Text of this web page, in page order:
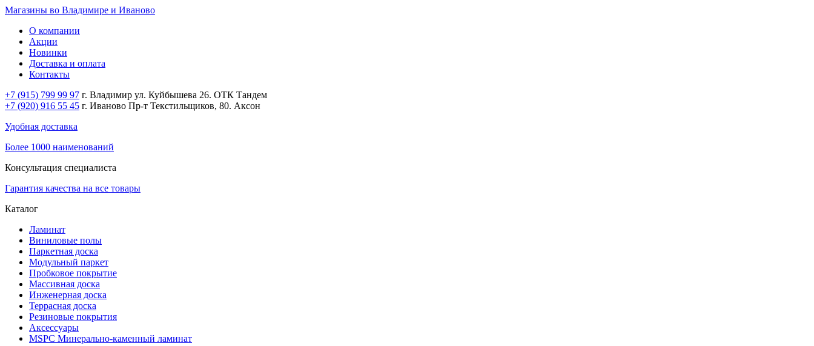
Магазины во Владимире и Иваново
О компании
Акции
Новинки
Доставка и оплата
Контакты
+7 (915) 799 99 97 г. Владимир ул. Куйбышева 26. ОТК Тандем
+7 (920) 916 55 45 г. Иваново Пр-т Текстильщиков, 80. Аксон
Удобная доставка
Более 1000 наименований
Консультация специалиста
Гарантия качества на все товары
Каталог
Ламинат
Виниловые полы
Паркетная доска
Модульный паркет
Пробковое покрытие
Массивная доска
Инженерная доска
Террасная доска
Резиновые покрытия
Аксессуары
MSPC Минерально-каменный ламинат